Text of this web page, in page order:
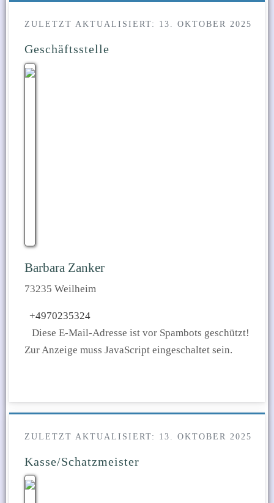
ZULETZT AKTUALISIERT: 13. OKTOBER 2025
Geschäftsstelle
Barbara Zanker
73235 Weilheim
+4970235324
Diese E-Mail-Adresse ist vor Spambots geschützt!
Zur Anzeige muss JavaScript eingeschaltet sein.
ZULETZT AKTUALISIERT: 13. OKTOBER 2025
Kasse/Schatzmeister